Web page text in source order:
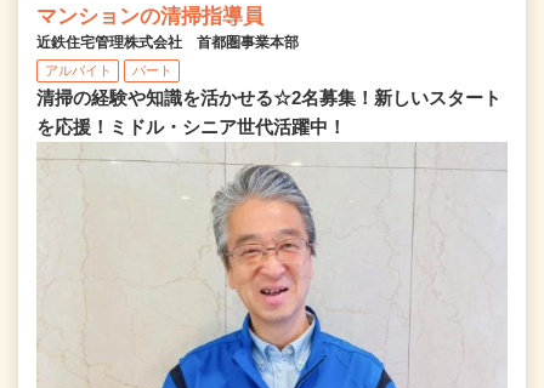
マンションの清掃指導員
近鉄住宅管理株式会社 首都圏事業本部
アルバイト パート
清掃の経験や知識を活かせる☆2名募集！新しいスタート
を応援！ミドル・シニア世代活躍中！